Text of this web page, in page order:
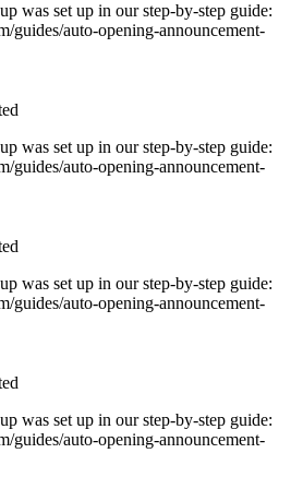
was set up in our step-by-step guide:
guides/auto-opening-announcement-
was set up in our step-by-step guide:
guides/auto-opening-announcement-
was set up in our step-by-step guide:
guides/auto-opening-announcement-
was set up in our step-by-step guide:
guides/auto-opening-announcement-